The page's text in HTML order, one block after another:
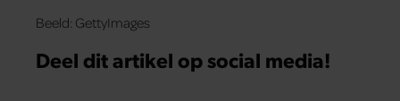
Beeld: GettyImages
Deel dit artikel op social media!